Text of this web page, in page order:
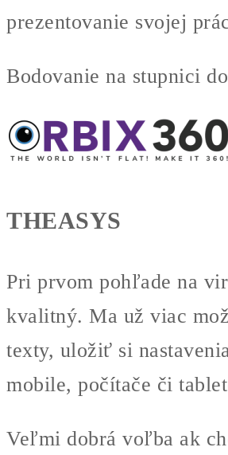
prezentovanie svojej
Bodovanie na stupnici
THEASYS
Pri prvom pohľade na
kvalitný. Ma už viac
texty, uložiť si
mobile, počítače či
Veľmi dobrá voľba ak